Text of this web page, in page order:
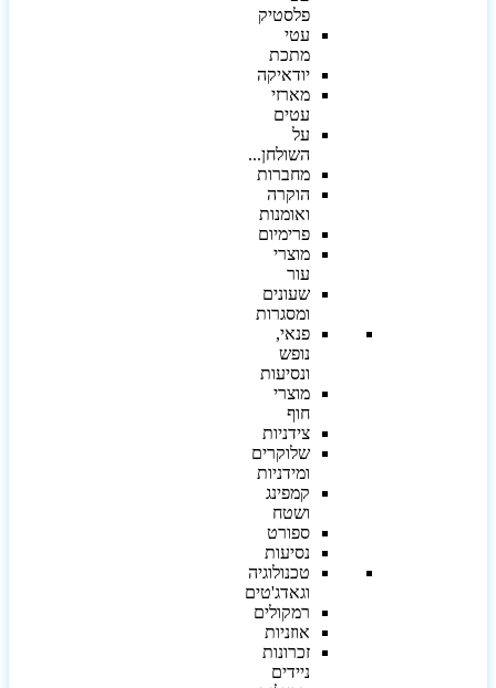
פלסטיק
עטי
מתכת
יודאיקה
מארזי
עטים
על
השולחן...
מחברות
הוקרה
ואומנות
פרימיום
מוצרי
עור
שעונים
ומסגרות
פנאי,
נופש
ונסיעות
מוצרי
חוף
צידניות
שלוקרים
ומידניות
קמפינג
ושטח
ספורט
נסיעות
טכנולוגיה
וגאדג'טים
רמקולים
אוזניות
זכרונות
ניידים